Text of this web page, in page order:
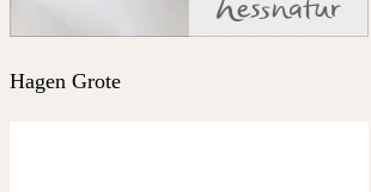
Hagen Grote